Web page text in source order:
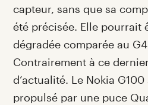
capteur, sans que sa
été précisée. Elle pourrait
dégradée comparée au
Contrairement à ce
d’actualité. Le Nokia
propulsé par une puce